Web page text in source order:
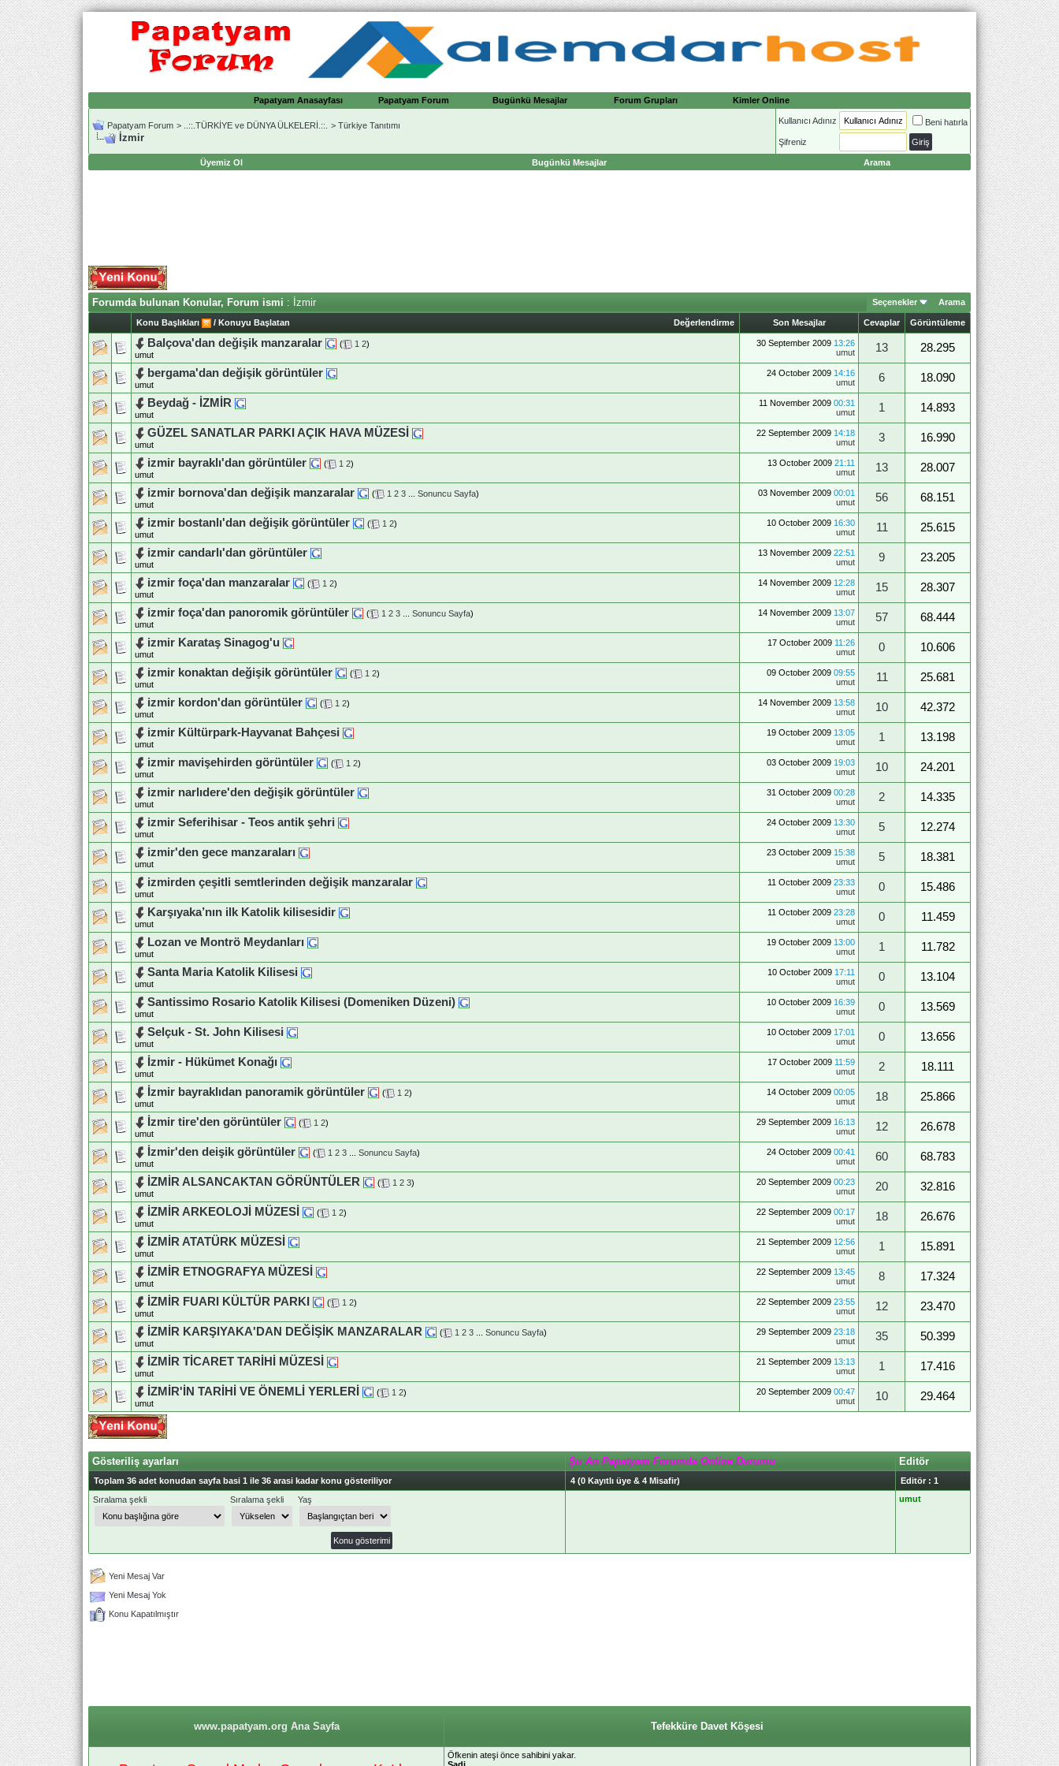
Papatyam Anasayfası Papatyam Forum Bugünkü Mesajlar Forum Grupları Kimler Online
Papatyam Forum > ..::.TÜRKİYE ve DÜNYA ÜLKELERİ.::. > Türkiye Tanıtımı
İzmir
Kullanıcı Adınız Beni hatırla
Şifreniz
Üyemiz Ol Bugünkü Mesajlar Arama
Forumda bulunan Konular, Forum ismi : İzmir Seçenekler Arama
Değerlendirme
Konu Başlıkları / Konuyu Başlatan Son Mesajlar Cevaplar Görüntüleme
Balçova'dan değişik manzaralar ( 1 2)
umut
30 September 2009 13:26
umut
13
28.295
bergama'dan değişik görüntüler
umut
24 October 2009 14:16
umut
6
18.090
Beydağ - İZMİR
umut
11 November 2009 00:31
umut
1
14.893
GÜZEL SANATLAR PARKI AÇIK HAVA MÜZESİ
umut
22 September 2009 14:18
umut
3
16.990
izmir bayraklı'dan görüntüler
( 1 2)
umut
13 October 2009 21:11
umut
13
28.007
izmir bornova'dan değişik manzaralar
( 1 2 3 Sonuncu Sayfa)
umut
03 November 2009 00:01
umut
56
68.151
izmir bostanlı'dan değişik görüntüler
( 1 2)
umut
10 October 2009 16:30
umut
11
25.615
izmir candarlı'dan görüntüler
umut
13 November 2009 22:51
umut
9
23.205
izmir foça'dan manzaralar
( 1 2)
umut
14 November 2009 12:28
umut
15
28.307
izmir foça'dan panoromik görüntüler
( 1 2 3 Sonuncu Sayfa)
umut
14 November 2009 13:07
umut
57
68.444
izmir Karataş Sinagog'u
umut
17 October 2009 11:26
umut
0
10.606
izmir konaktan değişik görüntüler
( 1 2)
umut
09 October 2009 09:55
umut
11
25.681
izmir kordon'dan görüntüler
( 1 2)
umut
14 November 2009 13:58
umut
10
42.372
izmir Kültürpark-Hayvanat Bahçesi
umut
19 October 2009 13:05
umut
1
13.198
izmir mavişehirden görüntüler
( 1 2)
umut
03 October 2009 19:03
umut
10
24.201
izmir narlıdere'den değişik görüntüler
umut
31 October 2009 00:28
umut
2
14.335
izmir Seferihisar - Teos antik şehri
umut
24 October 2009 13:30
umut
5
12.274
izmir'den gece manzaraları
umut
23 October 2009 15:38
umut
5
18.381
izmirden çeşitli semtlerinden değişik manzaralar
umut
11 October 2009 23:33
umut
0
15.486
Karşıyaka’nın ilk Katolik kilisesidir
umut
11 October 2009 23:28
umut
0
11.459
Lozan ve Montrö Meydanları
umut
19 October 2009 13:00
umut
1
11.782
Santa Maria Katolik Kilisesi
umut
10 October 2009 17:11
umut
0
13.104
Santissimo Rosario Katolik Kilisesi (Domeniken Düzeni)
umut
10 October 2009 16:39
umut
0
13.569
Selçuk - St. John Kilisesi
umut
10 October 2009 17:01
umut
0
13.656
İzmir - Hükümet Konağı
umut
17 October 2009 11:59
umut
2
18.111
İzmir bayraklıdan panoramik görüntüler
( 1 2)
umut
14 October 2009 00:05
umut
18
25.866
İzmir tire'den görüntüler
( 1 2)
umut
29 September 2009 16:13
umut
12
26.678
İzmir'den deişik görüntüler
( 1 2 3 Sonuncu Sayfa)
umut
24 October 2009 00:41
umut
60
68.783
İZMİR ALSANCAKTAN GÖRÜNTÜLER
( 1 2 3)
umut
20 September 2009 00:23
umut
20
32.816
İZMİR ARKEOLOJİ MÜZESİ
( 1 2)
umut
22 September 2009 00:17
umut
18
26.676
İZMİR ATATÜRK MÜZESİ
umut
21 September 2009 12:56
umut
1
15.891
İZMİR ETNOGRAFYA MÜZESİ
umut
22 September 2009 13:45
umut
8
17.324
İZMİR FUARI KÜLTÜR PARKI
( 1 2)
umut
22 September 2009 23:55
umut
12
23.470
İZMİR KARŞIYAKA'DAN DEĞİŞİK MANZARALAR
( 1 2 3 Sonuncu Sayfa)
umut
29 September 2009 23:18
umut
35
50.399
İZMİR TİCARET TARİHİ MÜZESİ
umut
21 September 2009 13:13
umut
1
17.416
İZMİR'İN TARİHİ VE ÖNEMLİ YERLERİ
( 1 2)
umut
20 September 2009 00:47
umut
10 29.464
Gösteriliş ayarları Şu An Papatyam Forumda Online Durumu Editör
Toplam 36 adet konudan sayfa basi 1 ile 36 arasi kadar konu gösteriliyor 4 (0 Kayıtlı üye & 4 Misafir)
Editör : 1
Sıralama şekli
Sıralama şekli Yaş umut
Yeni Mesaj Var
Yeni Mesaj Yok
Konu Kapatılmıştır
www.papatyam.org Ana Sayfa Tefekküre Davet Köşesi
Öfkenin ateşi önce sahibini yakar.